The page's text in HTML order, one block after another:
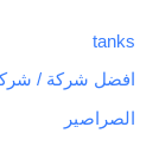
tanks
افضل شركة /
الصراصير